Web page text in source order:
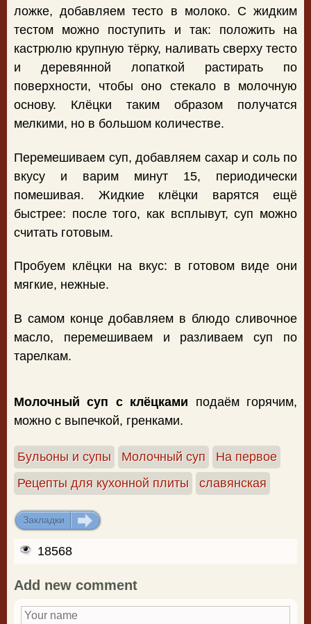
ложке, добавляем тесто в молоко. С жидким
тестом можно поступить и так: положить на
кастрюлю крупную тёрку, наливать сверху тесто
и деревянной лопаткой растирать по
поверхности, чтобы оно стекало в молочную
основу. Клёцки таким образом получатся
мелкими, но в большом количестве.
Перемешиваем суп, добавляем сахар и соль по
вкусу и варим минут 15, периодически
помешивая. Жидкие клёцки варятся ещё
быстрее: после того, как всплывут, суп можно
считать готовым.
Пробуем клёцки на вкус: в готовом виде они
мягкие, нежные.
В самом конце добавляем в блюдо сливочное
масло, перемешиваем и разливаем суп по
тарелкам.
Молочный суп с клёцками подаём горячим,
можно с выпечкой, гренками.
Бульоны и супы Молочный суп
На первое
Рецепты для кухонной плиты
славянская
Закладки ДОБАВИТЬ
18568
Add new comment
Your name